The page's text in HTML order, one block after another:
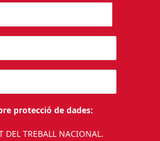
protecció de dades:
DEL TREBALL NACIONAL.